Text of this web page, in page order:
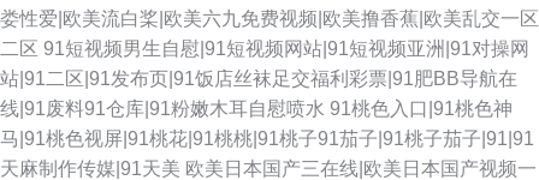
娄性爱|欧美流白桨|欧美六九免费视频|欧美撸香蕉|欧美乱交一区
二区 91短视频男生自慰|91短视频网站|91短视频亚洲|91对操网
站|91二区|91发布页|91饭店丝袜足交福利彩票|91肥BB导航在
线|91废料91仓库|91粉嫩木耳自慰喷水 91桃色入口|91桃色神
马|91桃色视屏|91桃花|91桃桃|91桃子91茄子|91桃子茄子|91|91
天麻制作传媒|91天美 欧美日本国产三在线|欧美日本国产视频一